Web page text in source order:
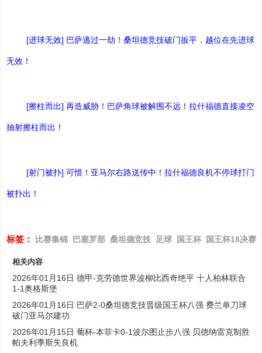
[进球无效] 巴萨逃过一劫！桑坦德竞技破门扳平，越位在先进球
无效！
[擦柱而出] 再造威胁！巴萨角球被解围不远！拉什福德直接凌空
抽射擦柱而出！
[射门被扑] 可惜！亚马尔右路送传中！拉什福德良机不停球打门
被扑出！
标签： 比赛集锦 巴塞罗那 桑坦德竞技 足球 国王杯 国王杯18决赛
相关内容
2026年01月16日 德甲-克劳德世界波柳比西奇绝平 十人柏林联合
1-1奥格斯堡
2026年01月16日 巴萨2-0桑坦德竞技晋级国王杯八强 费兰单刀球
破门亚马尔建功
2026年01月15日 葡杯-本菲卡0-1波尔图止步八强 贝德纳雷克制胜
帕夫利季斯失良机